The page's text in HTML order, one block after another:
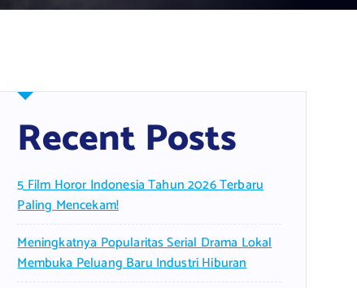
Recent Posts
5 Film Horor Indonesia Tahun 2026 Terbaru
Paling Mencekam!
Meningkatnya Popularitas Serial Drama Lokal
Membuka Peluang Baru Industri Hiburan